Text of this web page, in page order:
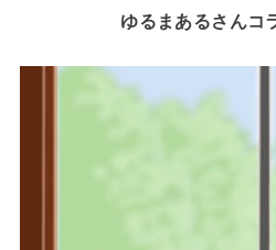
ゆるまあるさんコ